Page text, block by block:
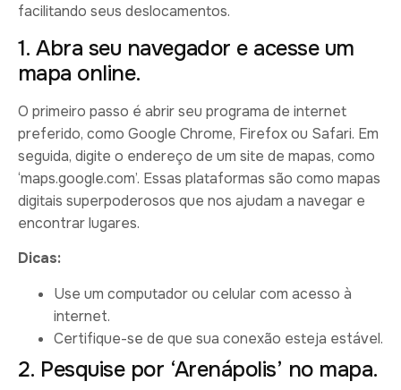
facilitando seus deslocamentos.
1. Abra seu navegador e acesse um
mapa online.
O primeiro passo é abrir seu programa de internet
preferido, como Google Chrome, Firefox ou Safari. Em
seguida, digite o endereço de um site de mapas, como
‘maps.google.com’. Essas plataformas são como mapas
digitais superpoderosos que nos ajudam a navegar e
encontrar lugares.
Dicas:
Use um computador ou celular com acesso à
internet.
Certifique-se de que sua conexão esteja estável.
2. Pesquise por ‘Arenápolis’ no mapa.